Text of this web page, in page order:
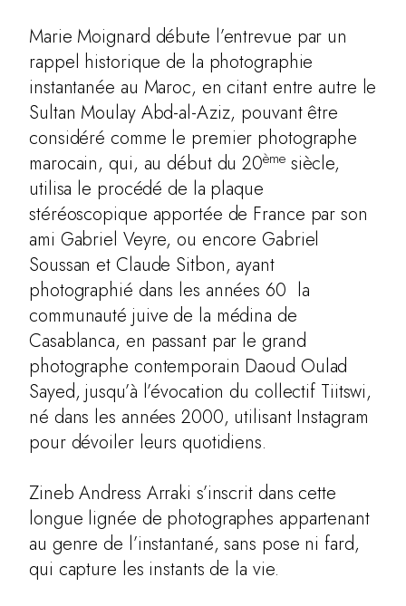
Marie Moignard débute l’entrevue par un
rappel historique de la photographie
instantanée au Maroc, en citant entre autre le
Sultan Moulay Abd-al-Aziz, pouvant être
considéré comme le premier photographe
marocain, qui, au début du 20èmesiècle,
utilisa le procédé de la plaque
stéréoscopique apportée de France par son
ami Gabriel Veyre, ou encore Gabriel
Soussan et Claude Sitbon, ayant
photographié dans les années 60 la
communauté juive de la médina de
Casablanca, en passant par le grand
photographe contemporain Daoud Oulad
Sayed, jusqu’à l’évocation du collectif Tiitswi,
né dans les années 2000, utilisant Instagram
pour dévoiler leurs quotidiens.
Zineb Andress Arraki s’inscrit dans cette
longue lignée de photographes appartenant
au genre de l’instantané, sans pose ni fard,
qui capture les instants de la vie.